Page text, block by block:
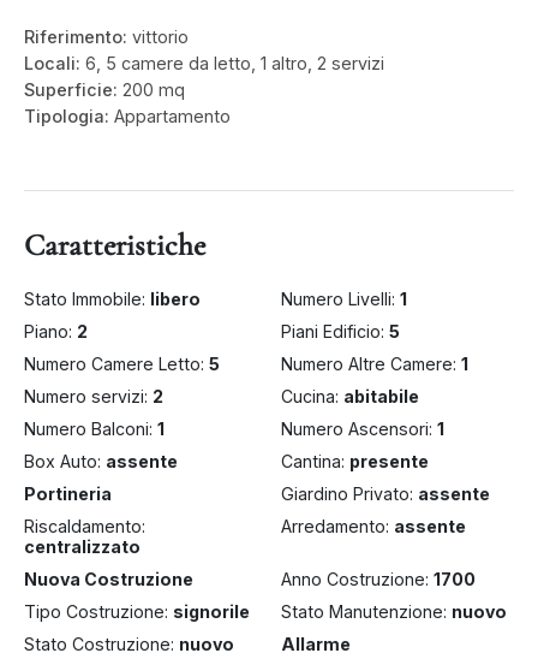
Riferimento: vittorio
Locali: 6, 5 camere da letto, 1 altro, 2 servizi
Superficie: 200 mq
Tipologia: Appartamento
Caratteristiche
Stato Immobile: libero Numero Livelli: 1
Piano: 2 Piani Edificio: 5
Numero Camere Letto: 5 Numero Altre Camere: 1
Numero servizi: 2 Cucina: abitabile
Numero Balconi: 1 Numero Ascensori: 1
Box Auto: assente Cantina: presente
Portineria
Giardino Privato: assente
Riscaldamento:
centralizzato
Arredamento: assente
Nuova Costruzione Anno Costruzione: 1700
Tipo Costruzione: signorile Stato Manutenzione: nuovo
Stato Costruzione: nuovo
Allarme